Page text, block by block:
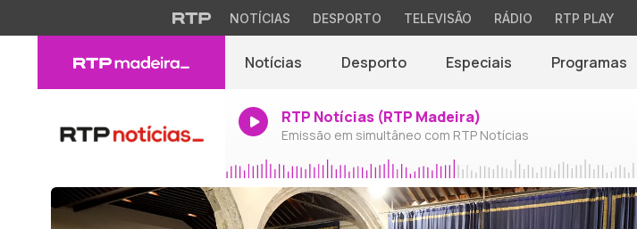
NOTÍCIAS DESPORTO TELEVISÃO RÁDIO RTP PLAY
Notícias Desporto Especiais Programas
RTP Notícias (RTP Madeira)
Emissão em simultâneo com RTP Notícias